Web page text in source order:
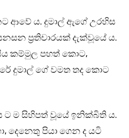
ආවේ ය. දුමාල් ඇගේ උරහිස
ප්‍රතිචාරයක් දැක්වූයේ ය.
කම්මුල පහත් කොට,
දුමාල් ගේ වමත තද කොට
ට ම සිහිපත් වූයේ ඉනික්බිති ය.
දෙනෙතු පියා ගෙන ද යටි